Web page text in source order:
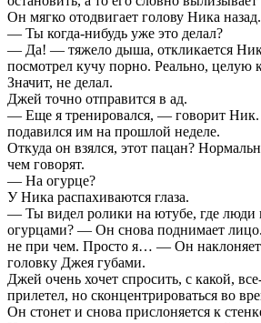
Он мягко отодвигает голову Ника назад.
— Ты когда-нибудь уже это делал?
— Да! — тяжело дыша, откликается
посмотрел кучу порно. Реально, целую
Значит, не делал.
Джей точно отправится в ад.
— Еще я тренировался, — говорит
подавился им на прошлой неделе.
Откуда он взялся, этот пацан?
чем говорят.
— На огурце?
У Ника распахиваются глаза.
— Ты видел ролики на ютубе, где люди
огурцами? — Он снова поднимает
не при чем. Просто я… — Он
головку Джея губами.
Джей очень хочет спросить, с какой,
прилетел, но сконцентрироваться во
Он стонет и снова прислоняется к